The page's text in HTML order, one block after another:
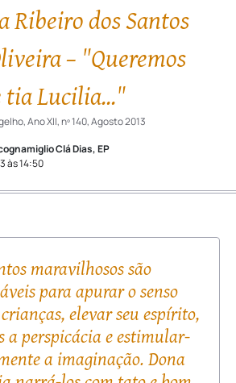
Ribeiro dos Santos
– "Queremos
Lucilia..."
Ano XII, nº 140, Agosto 2013
Clá Dias, EP
às 14:50
maravilhosos são
para apurar o senso
elevar seu espírito,
a perspicácia e estimular-
a imaginação. Dona